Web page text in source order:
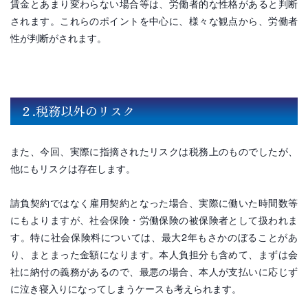
賃金とあまり変わらない場合等は、労働者的な性格があると判断
されます。これらのポイントを中心に、様々な観点から、労働者
性が判断がされます。
２.税務以外のリスク
また、今回、実際に指摘されたリスクは税務上のものでしたが、
他にもリスクは存在します。
請負契約ではなく雇用契約となった場合、実際に働いた時間数等
にもよりますが、社会保険・労働保険の被保険者として扱われま
す。特に社会保険料については、最大2年もさかのぼることがあ
り、まとまった金額になります。本人負担分も含めて、まずは会
社に納付の義務があるので、最悪の場合、本人が支払いに応じず
に泣き寝入りになってしまうケースも考えられます。